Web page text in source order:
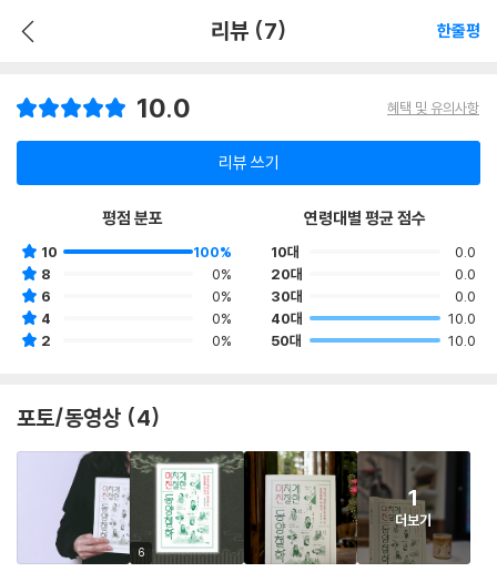
리뷰 (7) 한줄평
10.0 혜택 및 유의사항
리뷰 쓰기
평점 분포
10
100%
8
0%
6
0%
4
0%
2
0%
연령대별 평균 점수
10대
0.0
20대
0.0
30대
0.0
40대
10.0
50대
10.0
포토/동영상 (4)
6
1
더보기